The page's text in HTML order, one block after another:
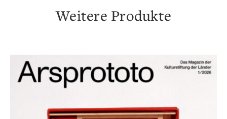
Weitere Produkte